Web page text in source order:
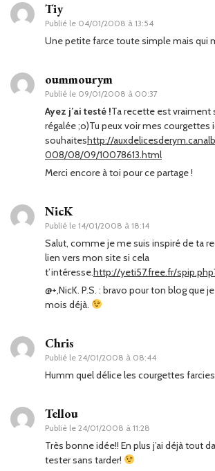
Tiy
Publié le 04/01/2008 à 13:54
Une petite farce toute simple mais qui
oummourym
Publié le 09/01/2008 à 00:37
Ayez j’ai testé !Ta recette est vraiment
régalée ;o)Tu peux voir mes courgettes
souhaiteshttp://
008/08/09/10078613.html
Merci encore à toi pour ce partage !
NicK
Publié le 14/01/2008 à 18:14
Salut, comme je me suis inspiré de ta
lien vers mon site si cela
t’intéresse.http://yeti57.free.fr/
@+,NicK. P.S. : bravo pour ton blog que
mois déjà.
Chris
Publié le 24/01/2008 à 08:44
Humm quel délice les courgettes farcies
Tellou
Publié le 24/01/2008 à 11:28
Très bonne idée!! En plus j’ai déjà tout
tester sans tarder!